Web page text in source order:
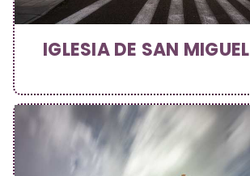
IGLESIA DE SAN MIGUEL